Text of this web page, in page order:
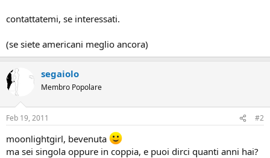
contattatemi, se interessati.
(se siete americani meglio ancora)
segaiolo
Membro Popolare
Feb 19, 2011 #2
moonlightgirl, bevenuta
ma sei singola oppure in coppia, e puoi dirci quanti anni hai?